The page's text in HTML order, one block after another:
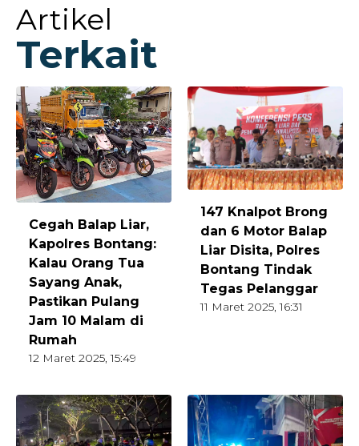
Artikel
Terkait
Cegah Balap Liar,
Kapolres Bontang:
Kalau Orang Tua
Sayang Anak,
Pastikan Pulang
Jam 10 Malam di
Rumah
12 Maret 2025, 15:49
147 Knalpot Brong
dan 6 Motor Balap
Liar Disita, Polres
Bontang Tindak
Tegas Pelanggar
11 Maret 2025, 16:31